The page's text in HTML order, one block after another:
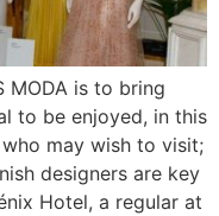
MODA is to bring
to be enjoyed, in this
may wish to visit;
designers are key
Hotel, a regular at